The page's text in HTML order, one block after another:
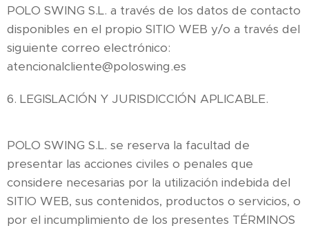
POLO SWING S.L. a través de los datos de contacto
disponibles en el propio SITIO WEB y/o a través del
siguiente correo electrónico:
atencionalcliente@poloswing.es
6. LEGISLACIÓN Y JURISDICCIÓN APLICABLE.
POLO SWING S.L. se reserva la facultad de
presentar las acciones civiles o penales que
considere necesarias por la utilización indebida del
SITIO WEB, sus contenidos, productos o servicios, o
por el incumplimiento de los presentes TÉRMINOS